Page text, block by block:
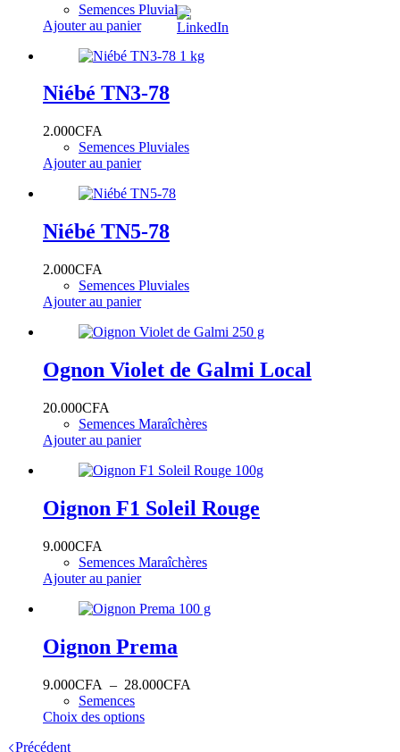
Semences Pluviales
Ajouter au panier
Niébé TN3-78
2.000CFA
Semences Pluviales
Ajouter au panier
Niébé TN5-78
2.000CFA
Semences Pluviales
Ajouter au panier
Ognon Violet de Galmi Local
20.000CFA
Semences Maraîchères
Ajouter au panier
Oignon F1 Soleil Rouge
9.000CFA
Semences Maraîchères
Ajouter au panier
Oignon Prema
9.000CFA – 28.000CFA
Semences
Choix des optionsCe
Précédent